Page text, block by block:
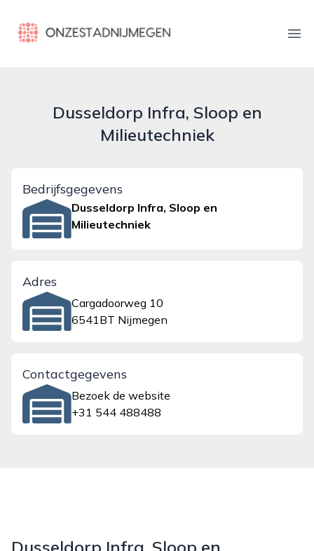
onzestadnijmegen.nl
Dusseldorp Infra, Sloop en
Milieutechniek
Bedrijfsgegevens
Dusseldorp Infra, Sloop en
Milieutechniek
Adres
Cargadoorweg 10
6541BT Nijmegen
Contactgegevens
Bezoek de website
+31 544 488488
Dusseldorp Infra, Sloop en